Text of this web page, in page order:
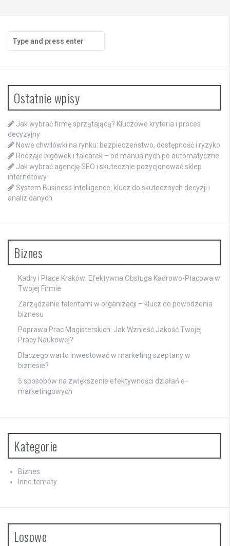
for:
Ostatnie wpisy
Jak wybrać firmę sprzątającą? Kluczowe kryteria i proces
decyzyjny
Nowe chwilówki na rynku: bezpieczeństwo, dostępność i ryzyko
Rodzaje bigówek i falcarek – od manualnych po automatyczne
Jak wybrać agencję SEO i skutecznie pozycjonować sklep
internetowy
System Business Intelligence: klucz do skutecznych decyzji i
analiz danych
Biznes
Kadry i Płace Kraków: Efektywna Obsługa Kadrowo-Płacowa w
Twojej Firmie
Zarządzanie talentami w organizacji – klucz do powodzenia
biznesu
Poprawa Prac Magisterskich: Jak Wznieść Jakość Twojej
Pracy Naukowej?
Dlaczego warto inwestować w marketing szeptany w
biznesie?
5 sposobów na zwiększenie efektywności działań e-
marketingowych
Kategorie
Biznes
Inne tematy
Losowe